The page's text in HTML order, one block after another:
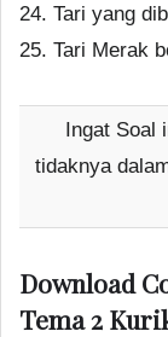
24. Tari yang
25. Tari Merak
Ingat Soal
tidaknya
Download
Tema 2